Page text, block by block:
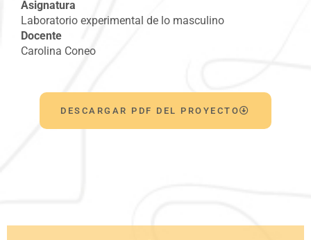
Asignatura
Laboratorio experimental de lo masculino
Docente
Carolina Coneo
DESCARGAR PDF DEL PROYECTO